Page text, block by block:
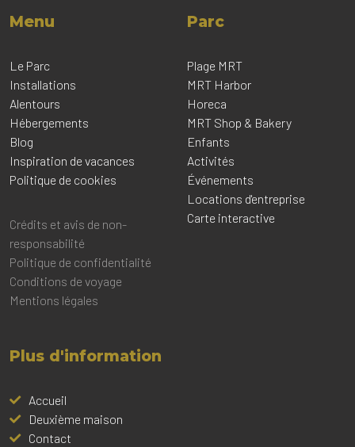
Menu
Le Parc
Installations
Alentours
Hébergements
Blog
Inspiration de vacances
Politique de cookies
Crédits et avis de non-
responsabilité
Politique de confidentialité
Conditions de voyage
Mentions légales
Parc
Plage MRT
MRT Harbor
Horeca
MRT Shop & Bakery
Enfants
Activités
Événements
Locations d'entreprise
Carte interactive
Plus d'information
Accueil
Deuxième maison
Contact